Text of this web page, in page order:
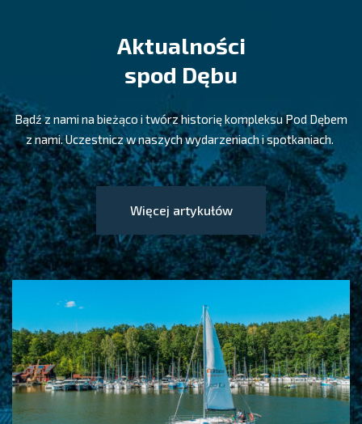
Aktualności
spod Dębu
Bądź z nami na bieżąco i twórz historię kompleksu Pod Dębem
z nami. Uczestnicz w naszych wydarzeniach i spotkaniach.
Więcej artykułów